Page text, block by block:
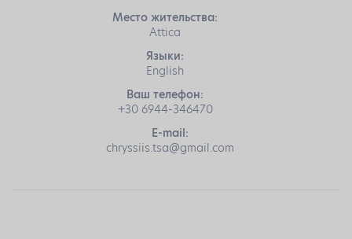
Место жительства:
Attica
Языки:
English
Ваш телефон:
+30 6944-346470
E-mail:
chryssiis.tsa@gmail.com